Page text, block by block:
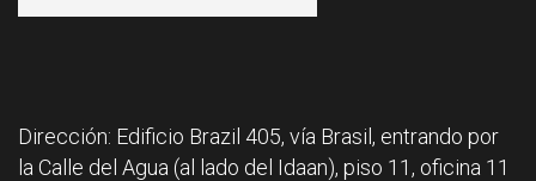
Dirección: Edificio Brazil 405, vía Brasil, entrando por
la Calle del Agua (al lado del Idaan), piso 11, oficina 11